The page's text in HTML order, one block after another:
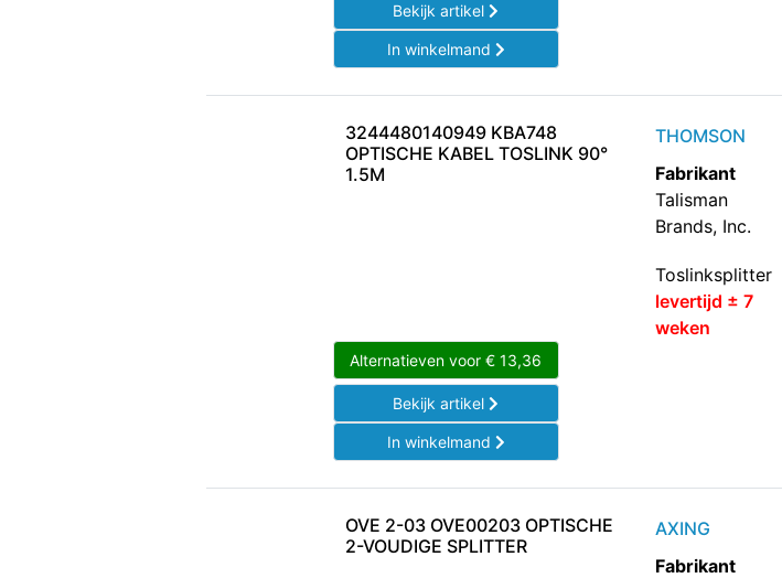
Bekijk artikel
In winkelmand
3244480140949 KBA748
OPTISCHE KABEL TOSLINK 90°
1.5M
THOMSON
Fabrikant
Talisman
Brands, Inc.
Toslinksplitter
levertijd ± 7
weken
Alternatieven voor€ 13,36
Bekijk artikel
In winkelmand
OVE 2-03 OVE00203 OPTISCHE
2-VOUDIGE SPLITTER
AXING
Fabrikant